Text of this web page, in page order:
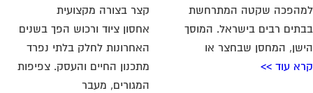
שקטה המתרחשת
רבים בישראל. המוסך
המחסן שבחצר או
עוד >>
קצר בצורה מקצועית
אחסון ציוד ורכוש הפך בשנים
האחרונות לחלק בלתי נפרד
מתכנון החיים והעסק. צפיפות
המגורים, מעבר